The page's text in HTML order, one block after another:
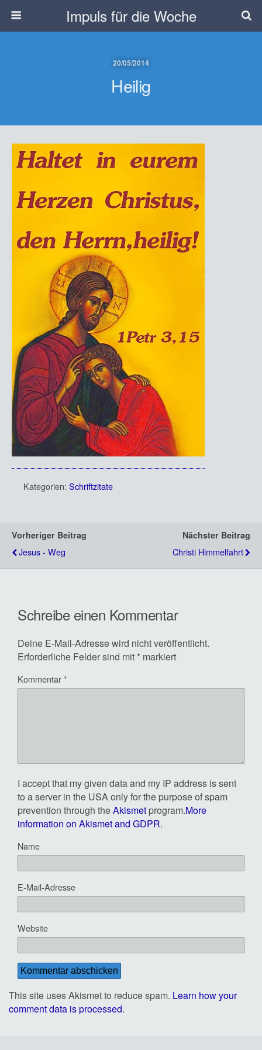
Impuls für die Woche
20/05/2014
Heilig
Kategorien: Schriftzitate
Vorheriger Beitrag
Jesus - Weg
Nächster Beitrag
Christi Himmelfahrt
Schreibe einen Kommentar
Deine E-Mail-Adresse wird nicht veröffentlicht.
Erforderliche Felder sind mit * markiert
Kommentar*
I accept that my given data and my IP address is sent
to a server in the USA only for the purpose of spam
prevention through theAkismet program.More
information on Akismet and GDPR.
Name
E-Mail-Adresse
Website
This site uses Akismet to reduce spam. Learn how your
comment data is processed.